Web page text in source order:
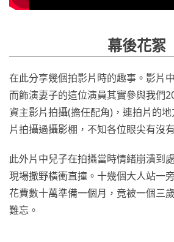
幕後花絮
在此分享幾個拍影片時的趣事。影片
而飾演妻子的這位演員其實參與我們
資主影片拍攝(擔任配角)，連拍片的
片拍攝過攝影棚，不知各位眼尖有沒
此外片中兒子在拍攝當時情緒崩潰到
現場撒野橫衝直撞。十幾個大人站一
花費數十萬準備一個月，竟被一個三
難忘。